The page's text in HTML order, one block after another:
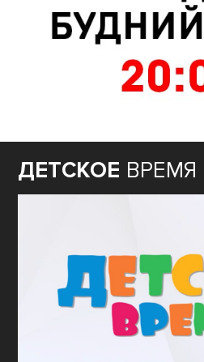
ДЕТСКОЕ ВРЕМЯ